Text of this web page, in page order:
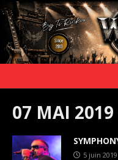
07 MAI 2019
5 juin 2019